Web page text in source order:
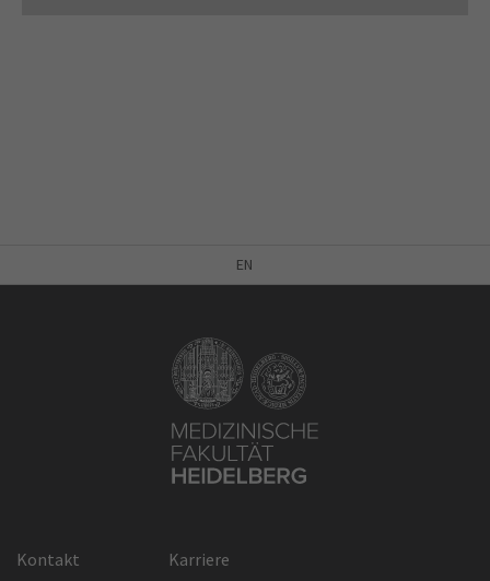
EN
Kontakt Karriere